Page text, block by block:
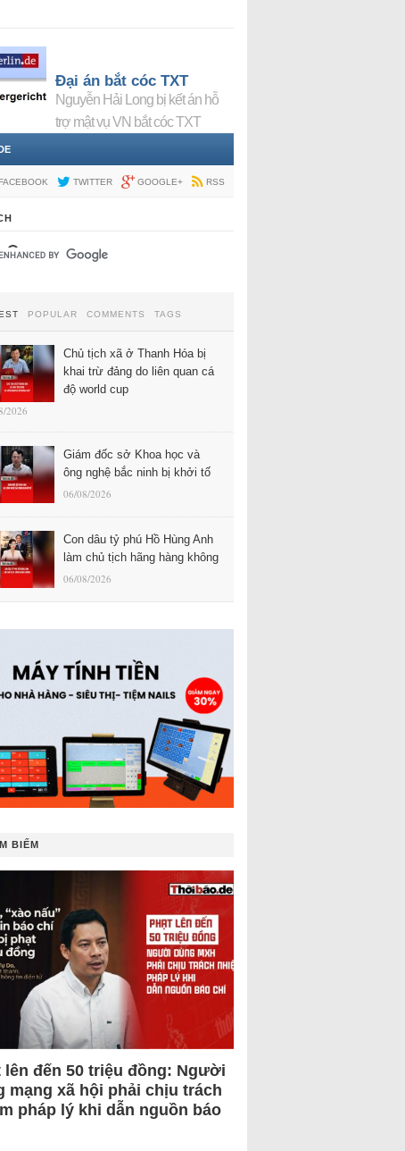
Đại án bắt cóc TXT
Nguyễn Hải Long bị kết án hỗ
trợ mật vụ VN bắt cóc TXT
FACEBOOK TWITTER GOOGLE+ RSS
POPULAR COMMENTS TAGS
Chủ tịch xã ở Thanh Hóa bị
khai trừ đảng do liên quan cá
độ world cup
2026
Giám đốc sở Khoa học và
ông nghệ bắc ninh bị khởi tố
06/08/2026
Con dâu tỷ phú Hồ Hùng Anh
làm chủ tịch hãng hàng không
06/08/2026
BIẾM
lên đến 50 triệu đồng: Người
mạng xã hội phải chịu trách
pháp lý khi dẫn nguồn báo